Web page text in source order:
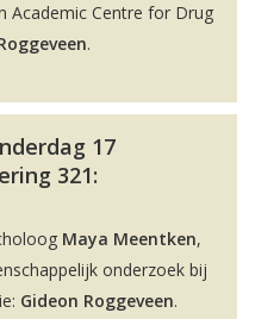
Academic Centre for Drug
.
17
321:
Maya Meentken,
onderzoek bij
Gideon Roggeveen.